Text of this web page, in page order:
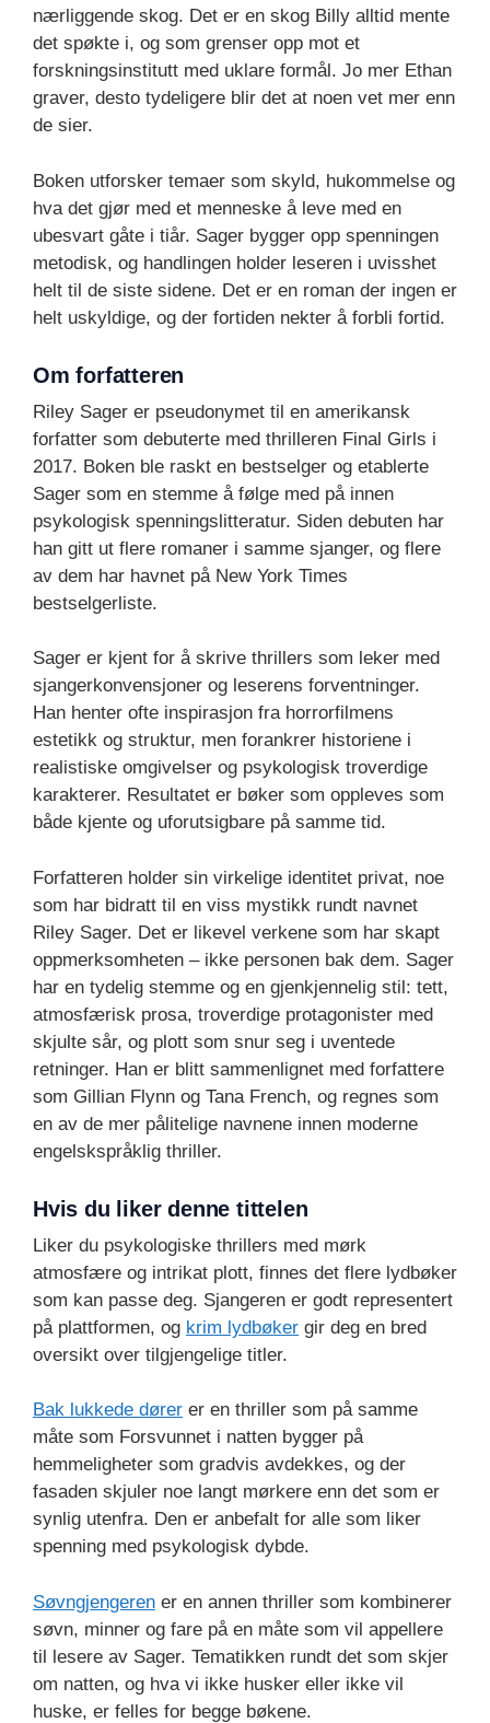
nærliggende skog. Det er en skog Billy alltid mente
det spøkte i, og som grenser opp mot et
forskningsinstitutt med uklare formål. Jo mer Ethan
graver, desto tydeligere blir det at noen vet mer enn
de sier.
Boken utforsker temaer som skyld, hukommelse og
hva det gjør med et menneske å leve med en
ubesvart gåte i tiår. Sager bygger opp spenningen
metodisk, og handlingen holder leseren i uvisshet
helt til de siste sidene. Det er en roman der ingen er
helt uskyldige, og der fortiden nekter å forbli fortid.
Om forfatteren
Riley Sager er pseudonymet til en amerikansk
forfatter som debuterte med thrilleren Final Girls i
2017. Boken ble raskt en bestselger og etablerte
Sager som en stemme å følge med på innen
psykologisk spenningslitteratur. Siden debuten har
han gitt ut flere romaner i samme sjanger, og flere
av dem har havnet på New York Times
bestselgerliste.
Sager er kjent for å skrive thrillers som leker med
sjangerkonvensjoner og leserens forventninger.
Han henter ofte inspirasjon fra horrorfilmens
estetikk og struktur, men forankrer historiene i
realistiske omgivelser og psykologisk troverdige
karakterer. Resultatet er bøker som oppleves som
både kjente og uforutsigbare på samme tid.
Forfatteren holder sin virkelige identitet privat, noe
som har bidratt til en viss mystikk rundt navnet
Riley Sager. Det er likevel verkene som har skapt
oppmerksomheten – ikke personen bak dem. Sager
har en tydelig stemme og en gjenkjennelig stil: tett,
atmosfærisk prosa, troverdige protagonister med
skjulte sår, og plott som snur seg i uventede
retninger. Han er blitt sammenlignet med forfattere
som Gillian Flynn og Tana French, og regnes som
en av de mer pålitelige navnene innen moderne
engelskspråklig thriller.
Hvis du liker denne tittelen
Liker du psykologiske thrillers med mørk
atmosfære og intrikat plott, finnes det flere lydbøker
som kan passe deg. Sjangeren er godt representert
på plattformen, og krim lydbøker gir deg en bred
oversikt over tilgjengelige titler.
Bak lukkede dører er en thriller som på samme
måte som Forsvunnet i natten bygger på
hemmeligheter som gradvis avdekkes, og der
fasaden skjuler noe langt mørkere enn det som er
synlig utenfra. Den er anbefalt for alle som liker
spenning med psykologisk dybde.
Søvngjengeren er en annen thriller som kombinerer
søvn, minner og fare på en måte som vil appellere
til lesere av Sager. Tematikken rundt det som skjer
om natten, og hva vi ikke husker eller ikke vil
huske, er felles for begge bøkene.